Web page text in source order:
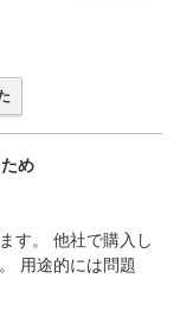
め
す。 他社で購入し
用途的には問題